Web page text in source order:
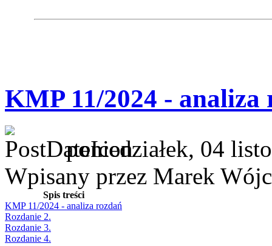
KMP 11/2024 - analiza
poniedziałek, 04
Wpisany przez Marek
Spis treści
KMP 11/2024 - analiza rozdań
Rozdanie 2.
Rozdanie 3.
Rozdanie 4.